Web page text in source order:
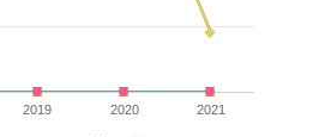
2019 2020 2021